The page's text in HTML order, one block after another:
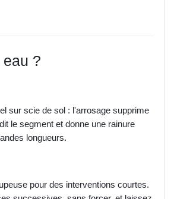
?
sur scie de sol : l'arrosage supprime
le segment et donne une rainure
longueurs.
pour des interventions courtes.